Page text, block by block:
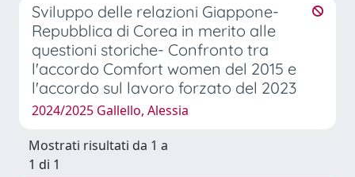
Sviluppo delle relazioni Giappone-
Repubblica di Corea in merito alle
questioni storiche- Confronto tra
l'accordo Comfort women del 2015 e
l'accordo sul lavoro forzato del 2023
2024/2025 Gallello, Alessia
Mostrati risultati da 1 a
1 di 1